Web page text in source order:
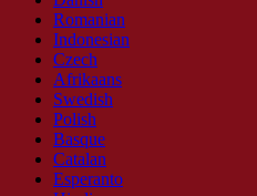
Romanian
Indonesian
Czech
Afrikaans
Swedish
Polish
Basque
Catalan
Esperanto